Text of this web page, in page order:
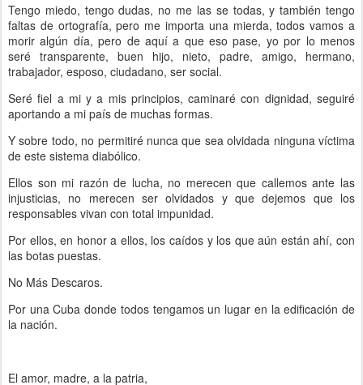
Tengo miedo, tengo dudas, no me las se todas, y también tengo
faltas de ortografía, pero me importa una mierda, todos vamos a
morir algún día, pero de aquí a que eso pase, yo por lo menos
seré transparente, buen hijo, nieto, padre, amigo, hermano,
trabajador, esposo, ciudadano, ser social.
Seré fiel a mi y a mis principios, caminaré con dignidad, seguiré
aportando a mi país de muchas formas.
Y sobre todo, no permitiré nunca que sea olvidada ninguna víctima
de este sistema diabólico.
Ellos son mi razón de lucha, no merecen que callemos ante las
injusticias, no merecen ser olvidados y que dejemos que los
responsables vivan con total impunidad.
Por ellos, en honor a ellos, los caídos y los que aún están ahí, con
las botas puestas.
No Más Descaros.
Por una Cuba donde todos tengamos un lugar en la edificación de
la nación.
El amor, madre, a la patria,